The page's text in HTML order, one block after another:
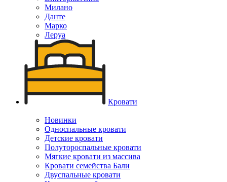
Милано
Данте
Марко
Леруа
Кровати
Новинки
Односпальные кровати
Детские кровати
Полутороспальные кровати
Мягкие кровати из массива
Кровати семейства Бали
Двуспальные кровати